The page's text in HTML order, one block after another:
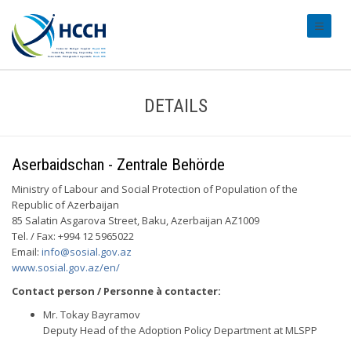
DETAILS
Aserbaidschan - Zentrale Behörde
Ministry of Labour and Social Protection of Population of the
Republic of Azerbaijan
85 Salatin Asgarova Street, Baku, Azerbaijan AZ1009
Tel. / Fax: +994 12 5965022
Email: info@sosial.gov.az
www.sosial.gov.az/en/
Contact person / Personne à contacter:
Mr. Tokay Bayramov
Deputy Head of the Adoption Policy Department at MLSPP